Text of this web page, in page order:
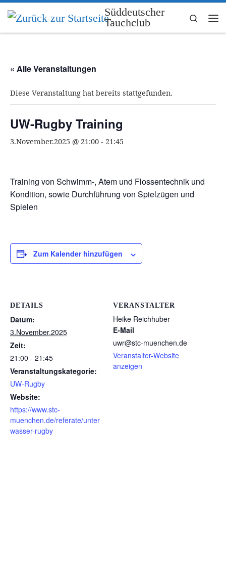
Zum Inhalt springen
Süddeutscher
Tauchclub
Search
« Alle Veranstaltungen
Diese Veranstaltung hat bereits stattgefunden.
UW-Rugby Training
3.November.2025 @ 21:00 - 21:45
Training von Schwimm-, Atem und Flossentechnik und
Kondition, sowie Durchführung von Spielzügen und
Spielen
Zum Kalender hinzufügen
DETAILS
Datum:
3.November.2025
Zeit:
21:00 - 21:45
Veranstaltungskategorie:
UW-Rugby
Website:
https://www.stc-
muenchen.de/referate/unter
wasser-rugby
VERANSTALTER
Heike Reichhuber
E-Mail
uwr@stc-muenchen.de
Veranstalter-Website
anzeigen